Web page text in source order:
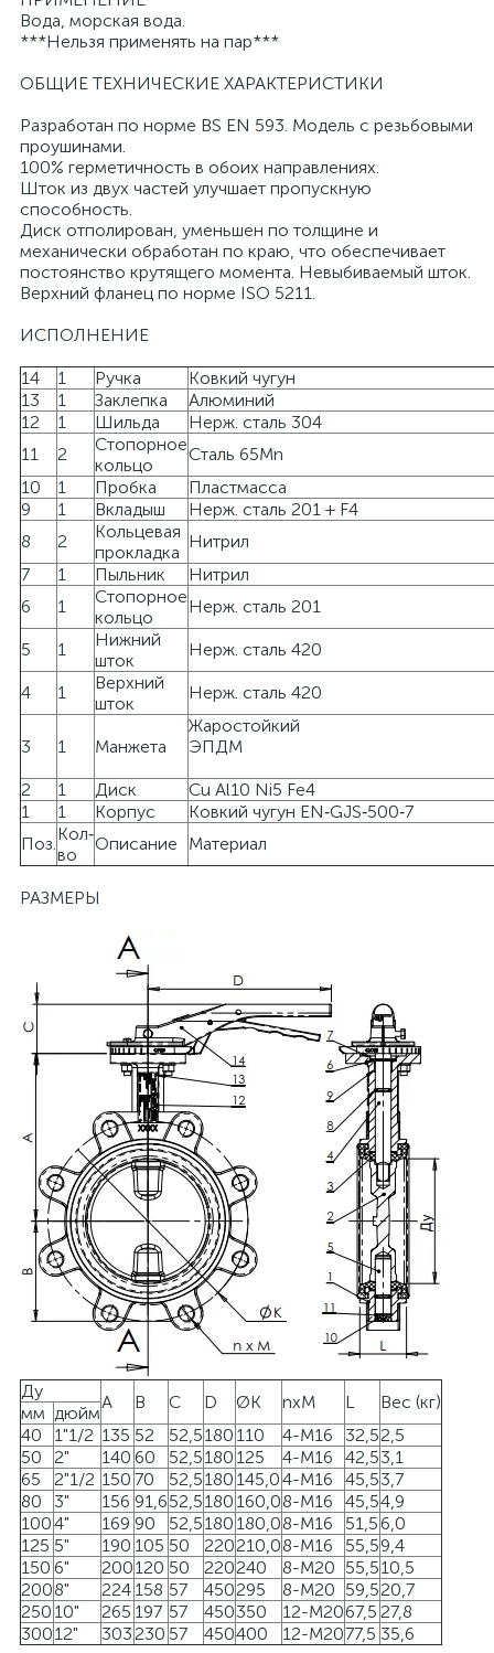
Вода, морская вода.
***Нельзя применять на пар***
ОБЩИЕ ТЕХНИЧЕСКИЕ ХАРАКТЕРИСТИКИ
Разработан по норме BS EN 593. Модель с резьбовыми
проушинами.
100% герметичность в обоих направлениях.
Шток из двух частей улучшает пропускную
способность.
Диск отполирован, уменьшен по толщине и
механически обработан по краю, что обеспечивает
постоянство крутящего момента. Невыбиваемый шток.
Верхний фланец по норме ISO 5211.
ИСПОЛНЕНИЕ
14 1 Ручка
Ковкий чугун
13
1 Заклепка
Алюминий
12
1 Шильда
Нерж. сталь 304
11
2
Стопорное
кольцо
Сталь 65Mn
10
1 Пробка
Пластмасса
9
1 Вкладыш
Нерж. сталь 201 + F4
8
2
Кольцевая
прокладка
Нитрил
7
1 Пыльник
Нитрил
6
1
Стопорное
кольцо
Нерж. сталь 201
5 1
Нижний
шток
Нерж. сталь 420
4 1
Верхний
шток
Нерж. сталь 420
3 1 Манжета
Жаростойкий
2 1 Диск
Cu Al10 Ni5 Fe4
1
1 Корпус
Ковкий чугун EN‐GJS‐500‐7
Поз.Кол‐
во
Описание Материал
РАЗМЕРЫ
Ду
A B C D ØK nxM L Вес (кг)
мм дюйм
40
1"1/2 135 52 52,5180 110 4-M16 32,52,5
50
2" 140 60 52,5180 125 4-M16 42,53,1
65
2"1/2 150 70 52,5180 145,04-M16 45,53,7
80
3" 156 91,652,5180 160,08-M16 45,54,9
1004" 169 90 52,5180 180,08-M16 51,56,0
125 5" 190 105 50 220210,08-M16 55,59,4
150 6" 200120 50 220240 8-M20 55,510,5
2008" 224 158 57 450295 8-M20 59,520,7
250 10" 265 197 57 450350 12-M2067,5 27,8
30012" 303230 57 450400 12-M2077,5 35,6